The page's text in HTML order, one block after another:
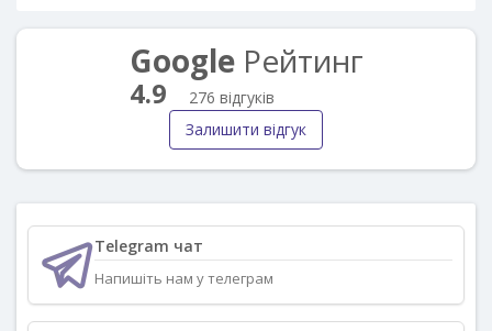
GoogleРейтинг
4.9
276 відгуків
Залишити відгук
Telegram чат
Напишіть нам у телеграм